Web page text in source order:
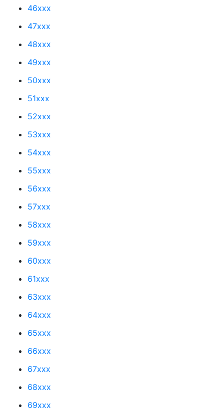
46xxx
47xxx
48xxx
49xxx
50xxx
51xxx
52xxx
53xxx
54xxx
55xxx
56xxx
57xxx
58xxx
59xxx
60xxx
61xxx
63xxx
64xxx
65xxx
66xxx
67xxx
68xxx
69xxx